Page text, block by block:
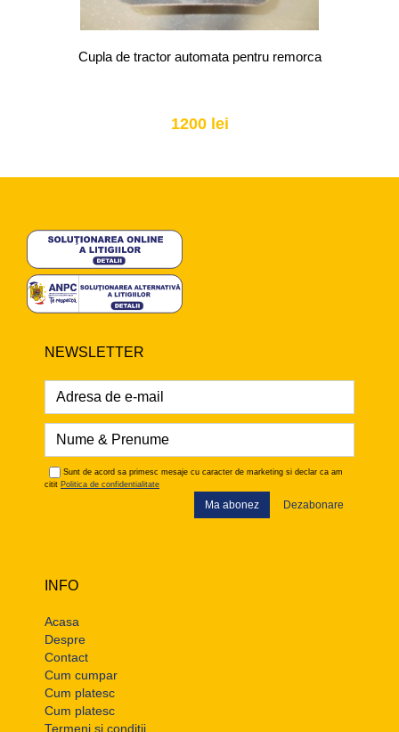
Cupla de tractor automata pentru remorca
1200 lei
NEWSLETTER
Sunt de acord sa primesc mesaje cu caracter de marketing si declar ca am
citit Politica de confidentialitate
Ma abonez Dezabonare
INFO
Acasa
Despre
Contact
Cum cumpar
Cum platesc
Cum platesc
Termeni si conditii